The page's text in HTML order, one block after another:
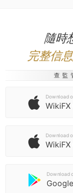
隨時
完整信
查監
Download
WikiFX
Download
WikiFX
Download